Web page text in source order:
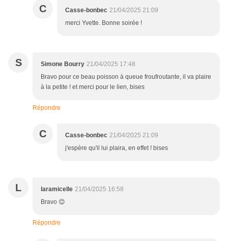
C Casse-bonbec 21/04/2025 21:09
merci Yvette. Bonne soirée !
S Simone Bourry 21/04/2025 17:48
Bravo pour ce beau poisson à queue froufroutante, il va plaire
à la petite ! et merci pour le lien, bises
Répondre
C Casse-bonbec 21/04/2025 21:09
j'espère qu'il lui plaira, en effet ! bises
L laramicelle 21/04/2025 16:58
Bravo 😊
Répondre